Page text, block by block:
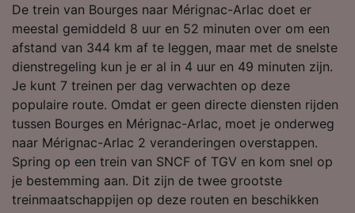
De trein van Bourges naar Mérignac-Arlac doet er
meestal gemiddeld 8 uur en 52 minuten over om een
afstand van 344 km af te leggen, maar met de snelste
dienstregeling kun je er al in 4 uur en 49 minuten zijn.
Je kunt 7 treinen per dag verwachten op deze
populaire route. Omdat er geen directe diensten rijden
tussen Bourges en Mérignac-Arlac, moet je onderweg
naar Mérignac-Arlac 2 veranderingen overstappen.
Spring op een trein van SNCF of TGV en kom snel op
je bestemming aan. Dit zijn de twee grootste
treinmaatschappijen op deze routen en beschikken